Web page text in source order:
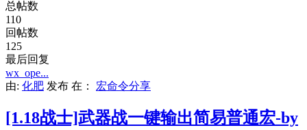
总帖数
110
回帖数
125
最后回复
wx_ope...
由: 化肥 发布 在： 宏命令分享
[1.18战士]武器战一键输出简易普通宏-by